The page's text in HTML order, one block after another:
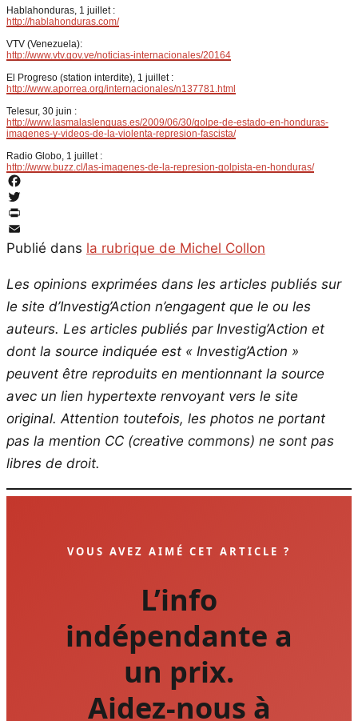
Hablahonduras, 1 juillet :
http://hablahonduras.com/
VTV (Venezuela):
http://www.vtv.gov.ve/noticias-internacionales/20164
El Progreso (station interdite), 1 juillet :
http://www.aporrea.org/internacionales/n137781.html
Telesur, 30 juin :
http://www.lasmalaslenguas.es/2009/06/30/golpe-de-estado-en-honduras-
imagenes-y-videos-de-la-violenta-represion-fascista/
Radio Globo, 1 juillet :
http://www.buzz.cl/las-imagenes-de-la-represion-golpista-en-honduras/
Facebook
Twitter
PrintFriendly
Email
Publié dans la rubrique de Michel Collon
Les opinions exprimées dans les articles publiés sur
le site d’Investig’Action n’engagent que le ou les
auteurs. Les articles publiés par Investig’Action et
dont la source indiquée est « Investig’Action »
peuvent être reproduits en mentionnant la source
avec un lien hypertexte renvoyant vers le site
original. Attention toutefois, les photos ne portant
pas la mention CC (creative commons) ne sont pas
libres de droit.
VOUS AVEZ AIMÉ CET ARTICLE ?
L’info
indépendante a
un prix.
Aidez-nous à